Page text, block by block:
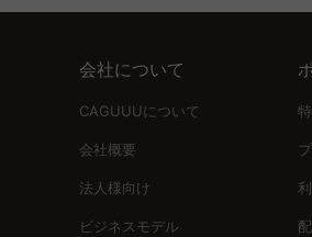
た際のイメージを簡単に確認できます。
座り心地を選ぶことができ、リラックス
会社について
CAGUUUについて
会社概要
法人様向け
ビジネスモデル